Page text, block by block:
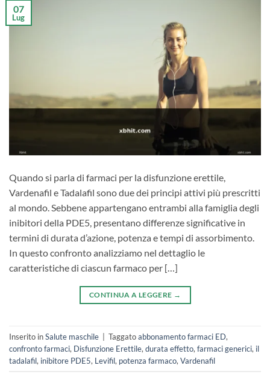
07
Lug
Quando si parla di farmaci per la disfunzione erettile,
Vardenafil e Tadalafil sono due dei principi attivi più prescritti
al mondo. Sebbene appartengano entrambi alla famiglia degli
inibitori della PDE5, presentano differenze significative in
termini di durata d’azione, potenza e tempi di assorbimento.
In questo confronto analizziamo nel dettaglio le
caratteristiche di ciascun farmaco per […]
CONTINUA A LEGGERE →
Inserito inSalute maschile | Taggatoabbonamento farmaci ED,
confronto farmaci, Disfunzione Erettile, durata effetto, farmaci generici, il
tadalafil, inibitore PDE5, Levifil, potenza farmaco, Vardenafil